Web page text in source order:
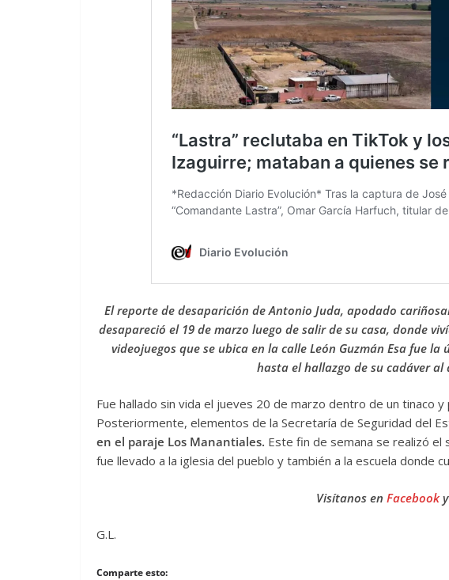
El reporte de desaparición de Antonio Juda, apodado
desapareció el 19 de marzo luego de salir de su casa, donde
videojuegos que se ubica en la calle León Guzmán Esa fue
hasta el hallazgo de su cadáver al
Fue hallado sin vida el jueves 20 de marzo dentro de un tinaco
Posteriormente, elementos de la Secretaría de Seguridad del
en el paraje Los Manantiales. Este fin de semana se realizó
fue llevado a la iglesia del pueblo y también a la escuela donde
Visítanos en Facebooky
G.L.
Comparte esto: